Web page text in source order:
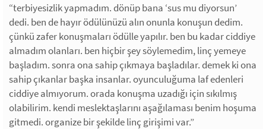
“terbiyesizlik yapmadım. dönüp bana ‘sus mu diyorsun’
dedi. ben de hayır ödülünüzü alın onunla konuşun dedim.
çünkü zafer konuşmaları ödülle yapılır. ben bu kadar ciddiye
almadım olanları. ben hiçbir şey söylemedim, linç yemeye
başladım. sonra ona sahip çıkmaya başladılar. demek ki ona
sahip çıkanlar başka insanlar. oyunculuğuma laf edenleri
ciddiye almıyorum. orada konuşma uzadığı için sıkılmış
olabilirim. kendi meslektaşlarını aşağılaması benim hoşuma
gitmedi. organize bir şekilde linç girişimi var.”